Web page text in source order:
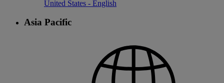
United States - English
Asia Pacific